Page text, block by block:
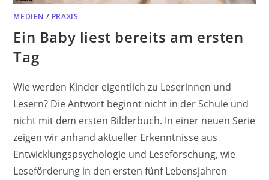
MEDIEN / PRAXIS
Ein Baby liest bereits am ersten
Tag
Wie werden Kinder eigentlich zu Leserinnen und
Lesern? Die Antwort beginnt nicht in der Schule und
nicht mit dem ersten Bilderbuch. In einer neuen Serie
zeigen wir anhand aktueller Erkenntnisse aus
Entwicklungspsychologie und Leseforschung, wie
Leseförderung in den ersten fünf Lebensjahren